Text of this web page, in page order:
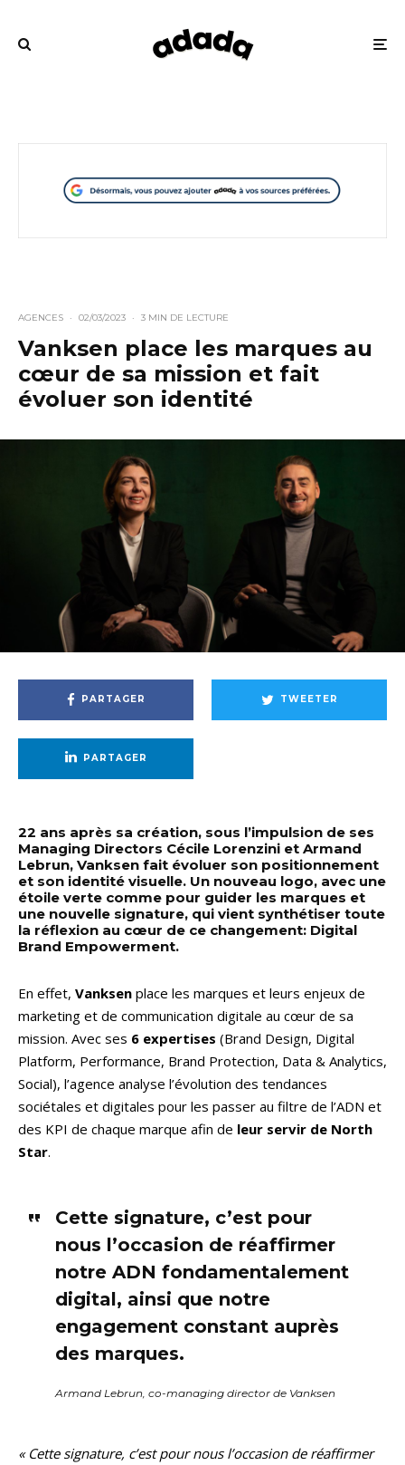
AGENCES · 02/03/2023 · 3 MIN DE LECTURE
Vanksen place les marques au
cœur de sa mission et fait
évoluer son identité
PARTAGER TWEETER
PARTAGER
22 ans après sa création, sous l’impulsion de ses
Managing Directors Cécile Lorenzini et Armand
Lebrun, Vanksen fait évoluer son positionnement
et son identité visuelle. Un nouveau logo, avec une
étoile verte comme pour guider les marques et
une nouvelle signature, qui vient synthétiser toute
la réflexion au cœur de ce changement: Digital
Brand Empowerment.
En effet, Vanksen place les marques et leurs enjeux de
marketing et de communication digitale au cœur de sa
mission. Avec ses 6 expertises (Brand Design, Digital
Platform, Performance, Brand Protection, Data & Analytics,
Social), l’agence analyse l’évolution des tendances
sociétales et digitales pour les passer au filtre de l’ADN et
des KPI de chaque marque afin de leur servir de North
Star.
Cette signature, c’est pour
nous l’occasion de réaffirmer
notre ADN fondamentalement
digital, ainsi que notre
engagement constant auprès
des marques.
Armand Lebrun, co-managing director de Vanksen
« Cette signature, c’est pour nous l’occasion de réaffirmer